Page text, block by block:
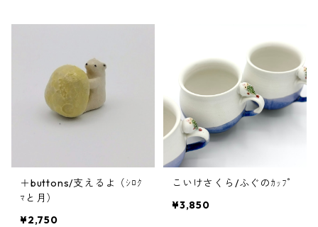
＋buttons/支えるよ（ｼﾛｸ
ﾏと月）
¥2,750
こいけさくら/ふぐのｶｯﾌﾟ
¥3,850